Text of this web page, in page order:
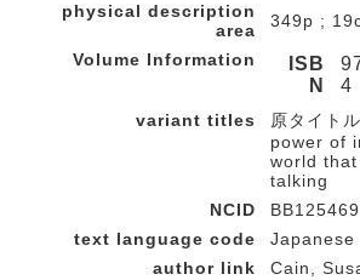
physical description
area
349p ;
Volume Information
ISB
N
4
variant titles
原タイト
power of
world
talking
NCID
text language code
Japanese
author link
Cain,